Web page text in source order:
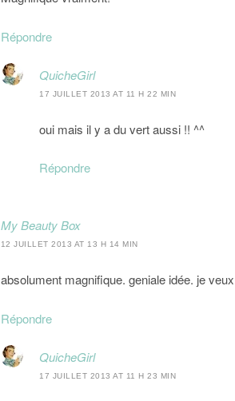
Répondre
QuicheGirl
17 JUILLET 2013 AT 11 H 22 MIN
oui mais il y a du vert aussi !! ^^
Répondre
My Beauty Box
12 JUILLET 2013 AT 13 H 14 MIN
absolument magnifique. geniale idée. je
Répondre
QuicheGirl
17 JUILLET 2013 AT 11 H 23 MIN